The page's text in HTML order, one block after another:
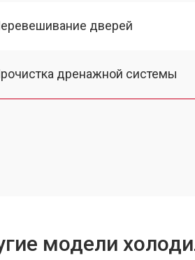
дверей
дренажной системы
модели